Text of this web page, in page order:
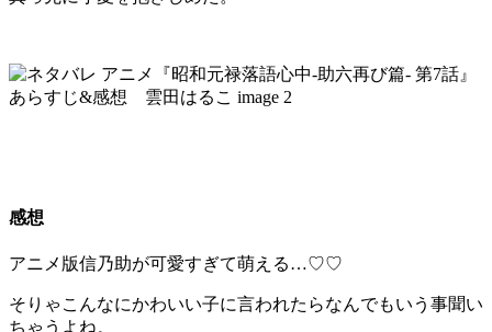
感想
アニメ版信乃助が可愛すぎて萌える…♡♡
そりゃこんなにかわいい子に言われたらなんでもいう事聞い
ちゃうよね。